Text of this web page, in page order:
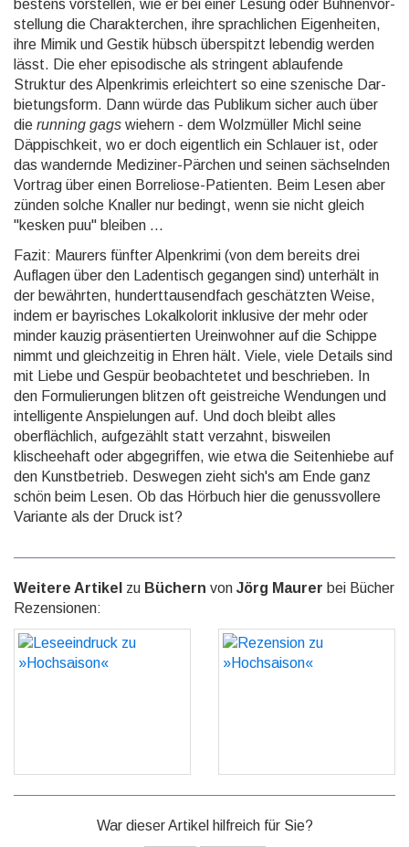
bestens vorstellen, wie er bei einer Lesung oder Bühnen­vor­
stellung die Charakterchen, ihre sprachlichen Eigenheiten,
ihre Mimik und Gestik hübsch überspitzt lebendig werden
lässt. Die eher episodische als stringent ablaufende
Struktur des Alpen­krimis erleichtert so eine szenische Dar­
bietungs­form. Dann würde das Publikum sicher auch über
die running gags wiehern - dem Wolzmüller Michl seine
Däppischkeit, wo er doch eigentlich ein Schlauer ist, oder
das wandernde Mediziner-Pärchen und seinen sächselnden
Vortrag über einen Borreliose-Patienten. Beim Lesen aber
zünden solche Knaller nur bedingt, wenn sie nicht gleich
"kesken puu" bleiben ...
Fazit: Maurers fünfter Alpenkrimi (von dem bereits drei
Auflagen über den Ladentisch gegangen sind) unterhält in
der bewährten, hundert­tausend­fach geschätzten Weise,
indem er bayrisches Lokalkolorit inklusive der mehr oder
minder kauzig präsentierten Ureinwohner auf die Schippe
nimmt und gleichzeitig in Ehren hält. Viele, viele Details sind
mit Liebe und Gespür beobachtetet und beschrieben. In
den Formulierungen blitzen oft geistreiche Wendungen und
intelligente Anspielungen auf. Und doch bleibt alles
oberflächlich, aufgezählt statt verzahnt, bisweilen
klischeehaft oder abgegriffen, wie etwa die Seitenhiebe auf
den Kunstbetrieb. Deswegen zieht sich's am Ende ganz
schön beim Lesen. Ob das Hörbuch hier die genussvollere
Variante als der Druck ist?
Weitere Artikel zu Büchern von Jörg Maurer bei Bücher
Rezensionen:
Leseeindruck zu
»Hochsaison«
Rezension zu
»Hochsaison«
War dieser Artikel hilfreich für Sie?